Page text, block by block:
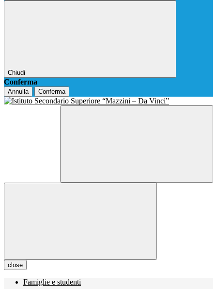
Chiudi
Conferma
Annulla Conferma
close
Famiglie e studenti